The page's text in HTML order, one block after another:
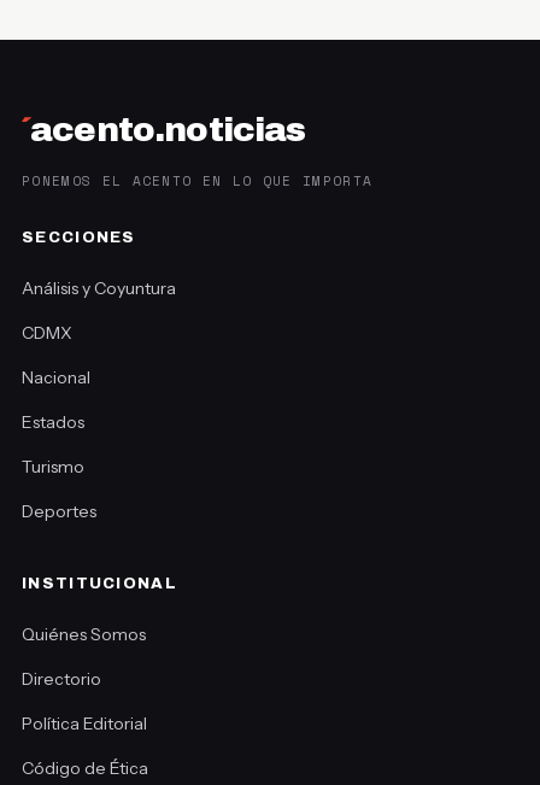
´acento.noticias
PONEMOS EL ACENTO EN LO QUE IMPORTA
SECCIONES
Análisis y Coyuntura
CDMX
Nacional
Estados
Turismo
Deportes
INSTITUCIONAL
Quiénes Somos
Directorio
Política Editorial
Código de Ética